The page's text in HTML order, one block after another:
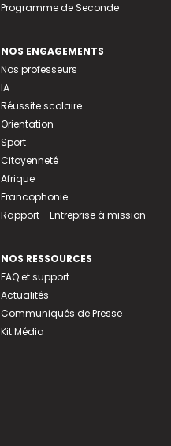
Programme de Seconde
NOS ENGAGEMENTS
Nos professeurs
IA
Réussite scolaire
Orientation
Sport
Citoyenneté
Afrique
Francophonie
Rapport - Entreprise à mission
NOS RESSOURCES
FAQ et support
Actualités
Communiqués de Presse
Kit Média